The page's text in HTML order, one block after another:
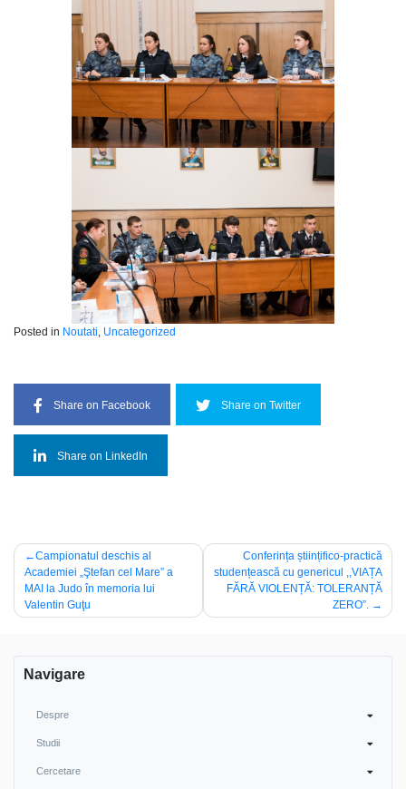
Posted in Noutati Uncategorized
Share on Facebook Share on Twitter
Share on LinkedIn
Post
navigation
Campionatul deschis al
Academiei „Ştefan cel Mare” a
MAI la Judo în memoria lui
Valentin Guţu
Conferința științifico-practică
studențească cu genericul ,,VIAȚA
FĂRĂ VIOLENȚĂ: TOLERANȚĂ
ZERO”.
Navigare
Despre
Studii
Cercetare